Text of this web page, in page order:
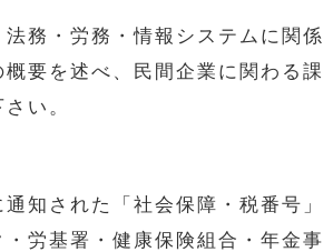
務・労務・情報システムに関係
要を述べ、民間企業に関わる課
い。
知された「社会保障・税番号」
労基署・健康保険組合・年金事